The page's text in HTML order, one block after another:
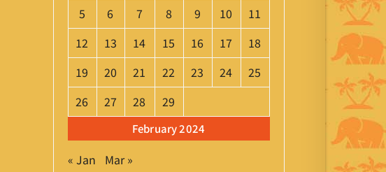
February 2024
5
6 7 8 9 10
11
12
13 14 15 16 17
18
19
20 21 22 23 24
25
26
27 28 29
« Jan Mar »